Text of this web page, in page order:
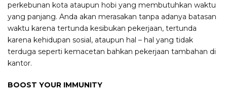
perkebunan kota ataupun hobi yang membutuhkan waktu
yang panjang. Anda akan merasakan tanpa adanya batasan
waktu karena tertunda kesibukan pekerjaan, tertunda
karena kehidupan sosial, ataupun hal – hal yang tidak
terduga seperti kemacetan bahkan pekerjaan tambahan di
kantor.
BOOST YOUR IMMUNITY